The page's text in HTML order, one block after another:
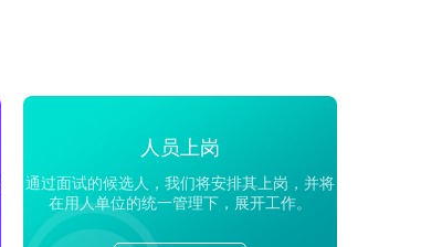
人员上岗
通过面试的候选人，我们将安排其上岗，并将
在用人单位的统一管理下，展开工作。